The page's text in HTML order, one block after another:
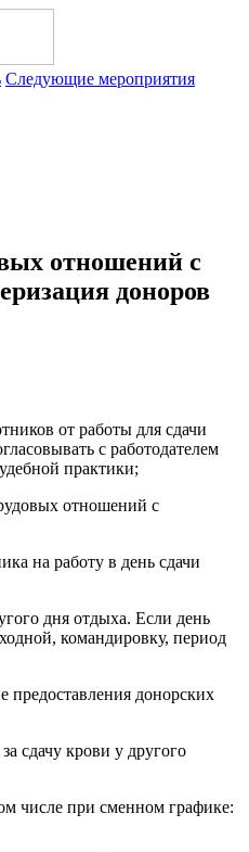
Следующие мероприятия
отношений с
доноров
от работы для сдачи
с работодателем
практики;
отношений с
на работу в день сдачи
дня отдыха. Если день
командировку, период
предоставления донорских
сдачу крови у другого
числе при сменном графике: